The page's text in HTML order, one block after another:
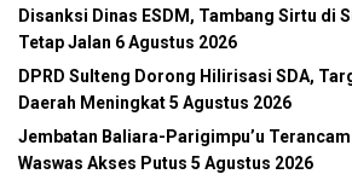
Disanksi Dinas ESDM, Tambang Sirtu di
Tetap Jalan 6 Agustus 2026
DPRD Sulteng Dorong Hilirisasi SDA,
Daerah Meningkat5 Agustus 2026
Jembatan Baliara-Parigimpu’u
Waswas Akses Putus 5 Agustus 2026